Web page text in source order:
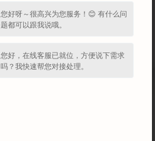
手機端
您好呀～很高兴为您服务！😊 有什么问
题都可以跟我说哦。
您好，在线客服已就位，方便说下需求
吗？我快速帮您对接处理。